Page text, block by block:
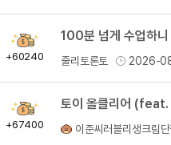
획
득
+60240
100분 넘게 수업하니
줄리토론토 2026-
획
득
+67400
토이 올클리어 (feat.
이준씨러블리생크림